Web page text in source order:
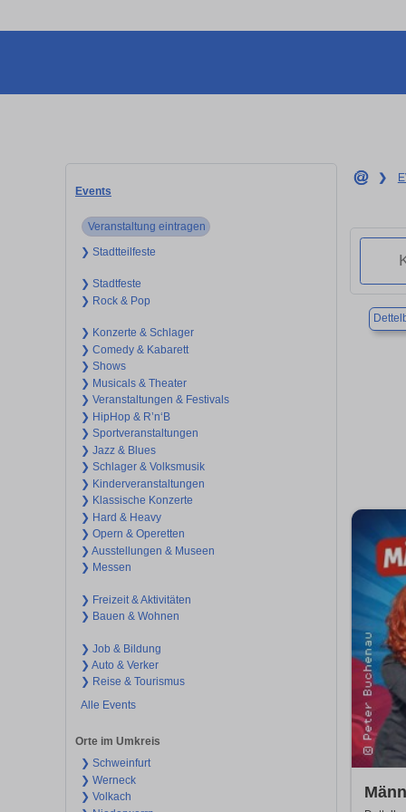
Events
Veranstaltung eintragen
❯ Stadtteilfeste
❯ Stadtfeste
❯ Rock & Pop
❯ Konzerte & Schlager
❯ Comedy & Kabarett
❯ Shows
❯ Musicals & Theater
❯ Veranstaltungen & Festivals
❯ HipHop & R’n‘B
❯ Sportveranstaltungen
❯ Jazz & Blues
❯ Schlager & Volksmusik
❯ Kinderveranstaltungen
❯ Klassische Konzerte
❯ Hard & Heavy
❯ Opern & Operetten
❯ Ausstellungen & Museen
❯ Messen
❯ Freizeit & Aktivitäten
❯ Bauen & Wohnen
❯ Job & Bildung
❯ Auto & Verker
❯ Reise & Tourismus
Alle Events
Orte im Umkreis
❯ Schweinfurt
❯ Werneck
❯ Volkach
❯